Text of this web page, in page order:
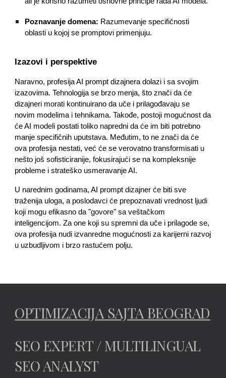
Poznavanje domena: Razumevanje specifičnosti
oblasti u kojoj se promptovi primenjuju.
Izazovi i perspektive
Naravno, profesija AI prompt dizajnera dolazi i sa svojim
izazovima. Tehnologija se brzo menja, što znači da će
dizajneri morati kontinuirano da uče i prilagođavaju se
novim modelima i tehnikama. Takođe, postoji mogućnost da
će AI modeli postati toliko napredni da će im biti potrebno
manje specifičnih uputstava. Međutim, to ne znači da će
ova profesija nestati, već će se verovatno transformisati u
nešto još sofisticiranije, fokusirajući se na kompleksnije
probleme i strateško usmeravanje AI.
U narednim godinama, AI prompt dizajner će biti sve
traženija uloga, a poslodavci će prepoznavati vrednost ljudi
koji mogu efikasno da "govore" sa veštačkom
inteligencijom. Za one koji su spremni da uče i prilagode se,
ova profesija nudi izvanredne mogućnosti za karijerni razvoj
u uzbudljivom i brzo rastućem polju.
OPTIMIZACIJA SAJTA BEOGRAD
SEO EXPERT / MULTILINGUAL
SEO ANALYST